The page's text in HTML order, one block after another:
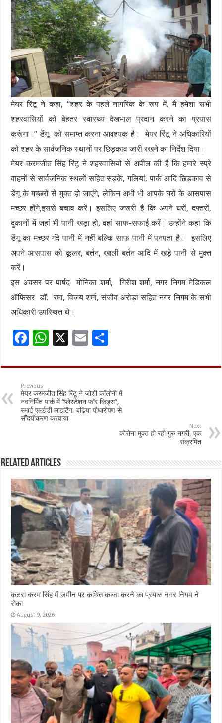
मेयर रिंटू ने कहा, “शहर के पहले नागरिक के रूप में, मैं हमेशा सभी
शहरवासियों को बेहतर स्वास्थ्य देखभाल प्रदान करने का प्रयास
करूंगा।” डेंगू को समाप्त करना आवश्यक है। मेयर रिंटू ने अधिकारियों
को शहर के सार्वजनिक स्थानों पर छिड़काव जारी रखने का निर्देश दिया।
मेयर करमजीत सिंह रिंटू ने शहरवासियों से अपील की है कि हमारे स्प्रे
वाहनों से सार्वजनिक स्थलों सहित सड़कें, गलियां, पार्क आदि छिड़काव से
डेंगू के मच्छरों से मुक्त हो जाएंगे, लेकिन अभी भी आपके घरों के आसपास
मच्छर होंगे,इससे बचाव करें। इसलिए जरूरी है कि अपने घरों, दफ्तरों,
दुकानों में जहां भी पानी खड़ा हो, वहां साफ-सफाई करें। उन्होंने कहा कि
डेंगू का मच्छर गंदे पानी में नहीं बल्कि साफ पानी में पनपता है। इसलिए
अपने आसपास को कूलर, बर्तन, खाली बर्तन आदि में खड़े पानी से मुक्त
करें।
इस अवसर पर पार्षद मोनिका शर्मा, गिरीश शर्मा, नगर निगम मेडिकल
ऑफिसर डॉ. रमा, विजय शर्मा, संजीव अरोड़ा सहित नगर निगम के सभी
अधिकारी उपस्थित थे।
F
e
b
o
o
W
at
sA
p
p
X
E
ai
l
ar
e
Previous
मेयर करमजीत सिंह रिंटू ने जोशी कॉलोनी में
नवनिर्मित पार्क में “प्लेस्टेशन फॉर किड्स”,
स्मार्ट एलईडी लाइटिंग, बढ़िया पौधारोपण से
सौंदर्यीकरण करवाया
Next
कोरोना मुक्त हो रही गुरु नगरी, एक
संक्रमित
Related Articles
कटरा करम सिंह में जमीन पर कथित कब्जा करने का प्रयास नगर निगम ने
रोका
August 9, 2026